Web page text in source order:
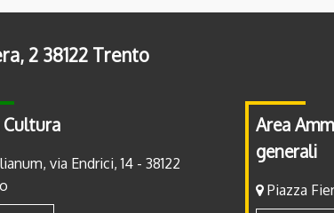
2 38122 Trento
Cultura
via Endrici, 14 - 38122
Area
generali
Piazza